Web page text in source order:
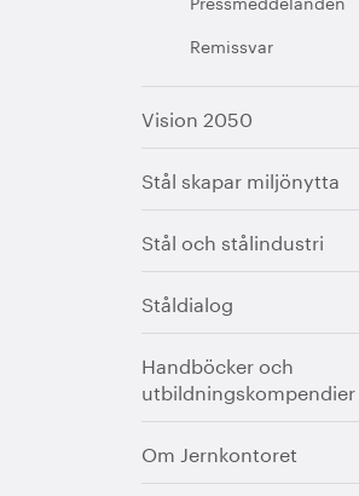
Remissvar
Vision 2050
Stål skapar miljönytta
Stål och stålindustri
Ståldialog
Handböcker och
utbildningskompendier
Om Jernkontoret